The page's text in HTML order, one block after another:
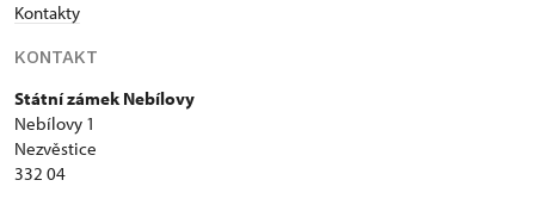
Kontakty
KONTAKT
Státní zámek Nebílovy
Nebílovy 1
Nezvěstice
332 04